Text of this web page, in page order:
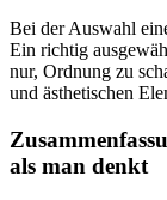
Bei der Auswahl
Ein richtig
nur, Ordnung zu
und ästhetischen
als man denkt